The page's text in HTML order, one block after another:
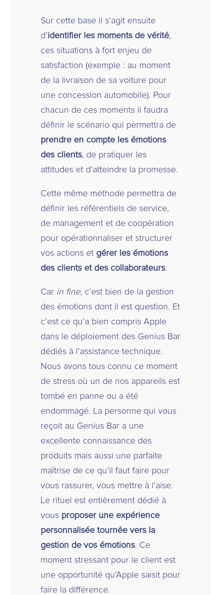
Sur cette base il s’agit ensuite
d’identifier les moments de vérité,
ces situations à fort enjeu de
satisfaction (exemple : au moment
de la livraison de sa voiture pour
une concession automobile). Pour
chacun de ces moments il faudra
définir le scénario qui permettra de
prendre en compte les émotions
des clients, de pratiquer les
attitudes et d’atteindre la promesse.
Cette même méthode permettra de
définir les référentiels de service,
de management et de coopération
pour opérationnaliser et structurer
vos actions et gérer les émotions
des clients et des collaborateurs.
Car in fine, c’est bien de la gestion
des émotions dont il est question. Et
c’est ce qu’a bien compris Apple
dans le déploiement des Genius Bar
dédiés à l’assistance technique.
Nous avons tous connu ce moment
de stress où un de nos appareils est
tombé en panne ou a été
endommagé. La personne qui vous
reçoit au Genius Bar a une
excellente connaissance des
produits mais aussi une parfaite
maîtrise de ce qu’il faut faire pour
vous rassurer, vous mettre à l’aise.
Le rituel est entièrement dédié à
vous proposer une expérience
personnalisée tournée vers la
gestion de vos émotions. Ce
moment stressant pour le client est
une opportunité qu’Apple saisit pour
faire la différence.